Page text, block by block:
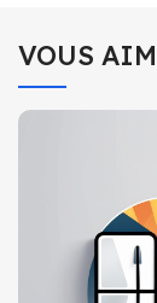
VOUS